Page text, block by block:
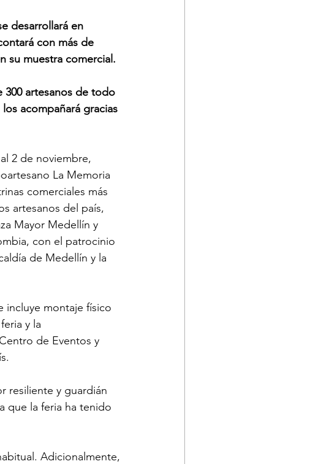
desarrollará en
con más de
su muestra comercial.
300 artesanos de todo
acompañará gracias
2 de noviembre,
La Memoria
comerciales más
artesanos del país,
Mayor Medellín y
con el patrocinio
de Medellín y la
incluye montaje físico
y la
de Eventos y
resiliente y guardián
que la feria ha tenido
Adicionalmente,